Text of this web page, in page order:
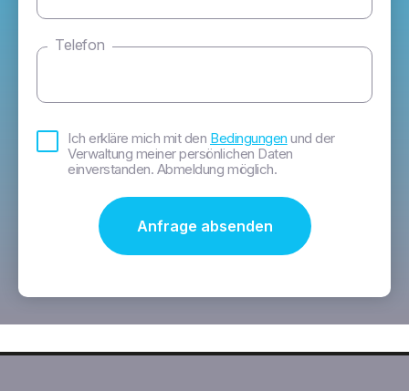
Telefon
Bedingungen
Ich erkläre mich mit den Bedingungen und der
Verwaltung meiner persönlichen Daten
einverstanden. Abmeldung möglich.